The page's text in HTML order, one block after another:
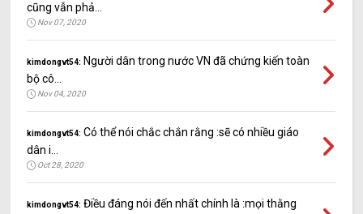
cũng vẫn phả...
Nov 07, 2020
kimdongvt54: Người dân trong nước VN đã chứng kiến toàn
bộ cô...
Nov 04, 2020
kimdongvt54: Có thể nói chắc chắn rằng :sẽ có nhiều giáo
dân i...
Oct 28, 2020
kimdongvt54: Điều đáng nói đến nhất chính là :mọi thằng